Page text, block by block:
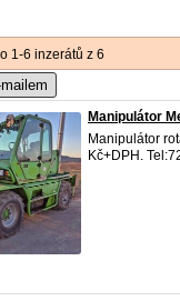
1-6 inzerátů z 6
Manipulátor
Manipulátor
Kč+DPH.